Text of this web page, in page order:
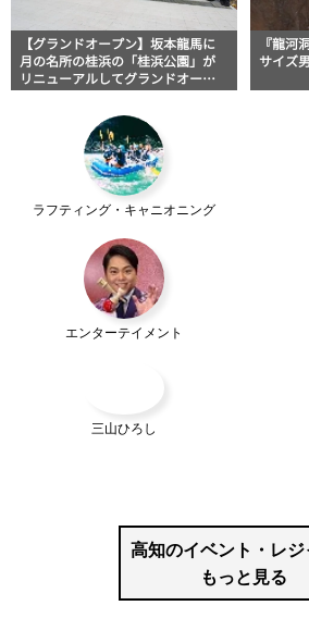
【グランドオープン】坂本龍馬に
月の名所の桂浜の「桂浜公園」が
リニューアルしてグランドオープ
『龍河
サイズ
ラフティング・キャニオニング
エンターテイメント
三山ひろし
高知のイベント・レジ
もっと見る